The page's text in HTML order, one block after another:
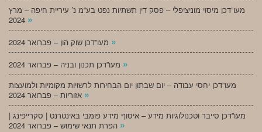
מעו”דכן מיסוי מוניציפלי – פסק דין תשתיות נפט בע”מ נ’ עיריית חיפה – מרץ
»
»
»
מעו”דכן יחסי עבודה – יום שבתון יום הבחירות לרשויות מקומיות ולמועצות
»
מעו”דכן סייבר וטכנולוגיות מידע – איסוף מידע פומבי באינטרנט | סקרייפינג |
»